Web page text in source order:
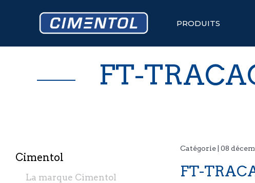
PRODUITS
FT-
Cimentol
La marque Cimentol
Catégorie | 08
FT-